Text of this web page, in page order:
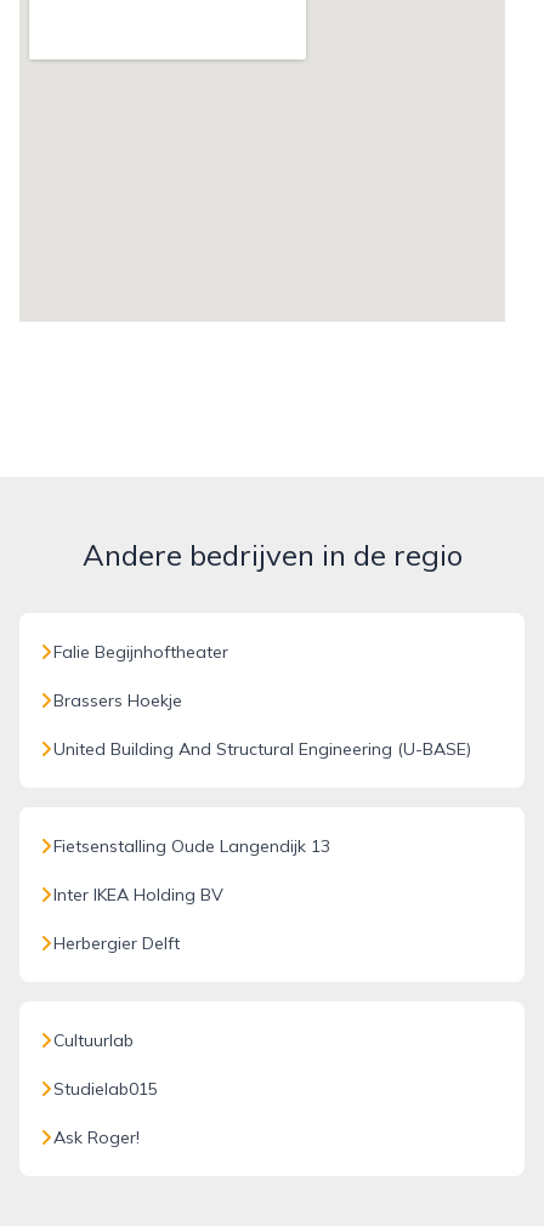
Andere bedrijven in de regio
Falie Begijnhoftheater
Brassers Hoekje
United Building And Structural Engineering (U-BASE)
Fietsenstalling Oude Langendijk 13
Inter IKEA Holding BV
Herbergier Delft
Cultuurlab
Studielab015
Ask Roger!